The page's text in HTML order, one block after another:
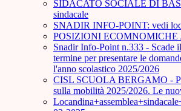
SIDACATO SOCIALE DI
sindacale
SNADIR INFO-POINT: vedi
POSIZIONI ECOMNOMICHE
Snadir Info-Point n.333 - Scade
termine per presentare le
l'anno scolastico 2025/2026
CISL SCUOLA BERGAMO -
sulla mobilità 2025/2026. Le